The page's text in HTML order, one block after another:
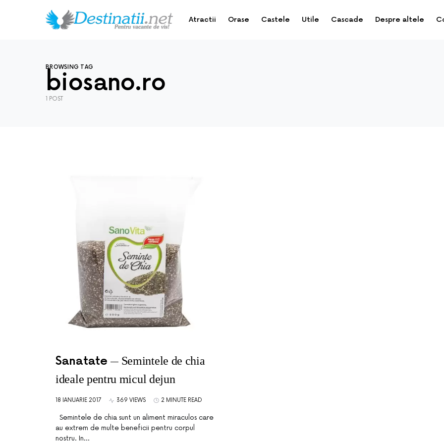
Atractii Orase Castele Utile Cascade Despre altele
BROWSING TAG
biosano.ro
1 POST
Sanatate
Semintele de chia
ideale pentru micul dejun
18 IANUARIE 2017 369 VIEWS 2 MINUTE READ
Semintele de chia sunt un aliment miraculos care
au extrem de multe beneficii pentru corpul
nostru. In…